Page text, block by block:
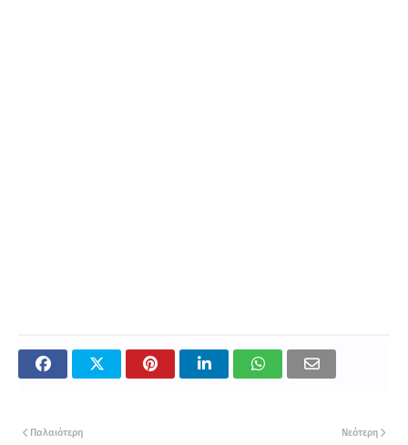
Νεότερη
Παλαιότερη